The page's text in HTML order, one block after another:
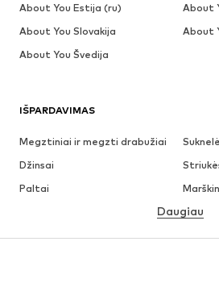
IŠPARDAVIMAS
Megztiniai ir megzti drabužiai
Džinsai
Paltai
Daugiau
About You Estija (ru)
About
About You Slovakija
About
About You Švedija